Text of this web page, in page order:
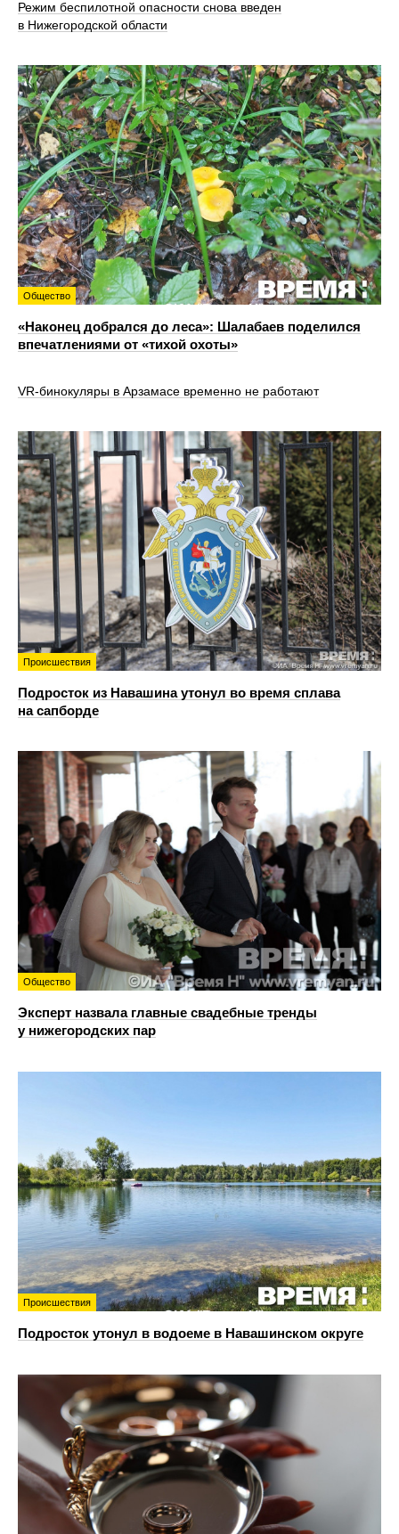
Режим беспилотной опасности снова введен
в Нижегородской области
Общество
«Наконец добрался до леса»: Шалабаев поделился
впечатлениями от «тихой охоты»
VR‑бинокуляры в Арзамасе временно не работают
Происшествия
Подросток из Навашина утонул во время сплава
на сапборде
Общество
Эксперт назвала главные свадебные тренды
у нижегородских пар
Происшествия
Подросток утонул в водоеме в Навашинском округе